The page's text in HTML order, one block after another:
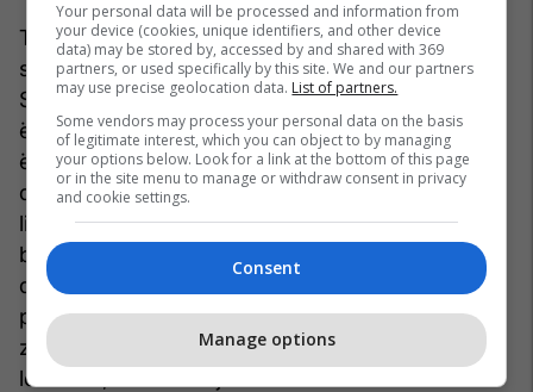
Të mos harrojmë përvojën e mjeshtrave të
shkrimit, ku do të veçoja një pohim të Ernesto
Sabatos, teksa shprehet: “…Vetëdija e njeriut
është jokohore: ajo përmban të tashmen, po
është një e tashme e mbushur me të shkuarën
dhe e ngarkuar me projekte për të ardhmen…”, te
libri “Shkrimtari dhe fantazmat e tij”. Kur them te
burokracia, kam parasysh burokracinë kulturore
dhe letrare, ku burokracia nuk siguron shijen e tij,
por sugjeron paragjykimin e shijes së tij, për të
zëvendësuar tekstin me famën, që e shkatërron
letërsinë, sikur molaja teshat.
Your personal data will be processed and information from
your device (cookies, unique identifiers, and other device
data) may be stored by, accessed by and shared with 369
partners, or used specifically by this site. We and our partners
may use precise geolocation data. List of partners.
Some vendors may process your personal data on the basis
of legitimate interest, which you can object to by managing
your options below. Look for a link at the bottom of this page
or in the site menu to manage or withdraw consent in privacy
and cookie settings.
Consent
Manage options